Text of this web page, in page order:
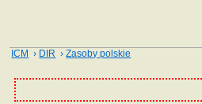
ICM › DIR ›Zasoby polskie